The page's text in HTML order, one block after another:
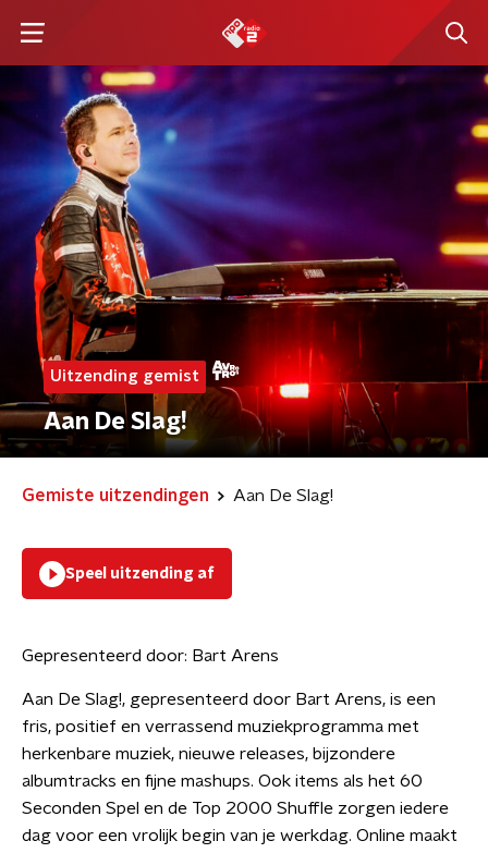
Uitzending gemist
Aan De Slag!
Gemiste uitzendingen Aan De Slag!
Speel uitzending af
Gepresenteerd door: Bart Arens
Aan De Slag!, gepresenteerd door Bart Arens, is een
fris, positief en verrassend muziekprogramma met
herkenbare muziek, nieuwe releases, bijzondere
albumtracks en fijne mashups. Ook items als het 60
Seconden Spel en de Top 2000 Shuffle zorgen iedere
dag voor een vrolijk begin van je werkdag. Online maakt